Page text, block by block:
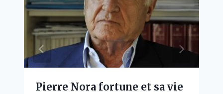
Pierre Nora fortune et sa vie